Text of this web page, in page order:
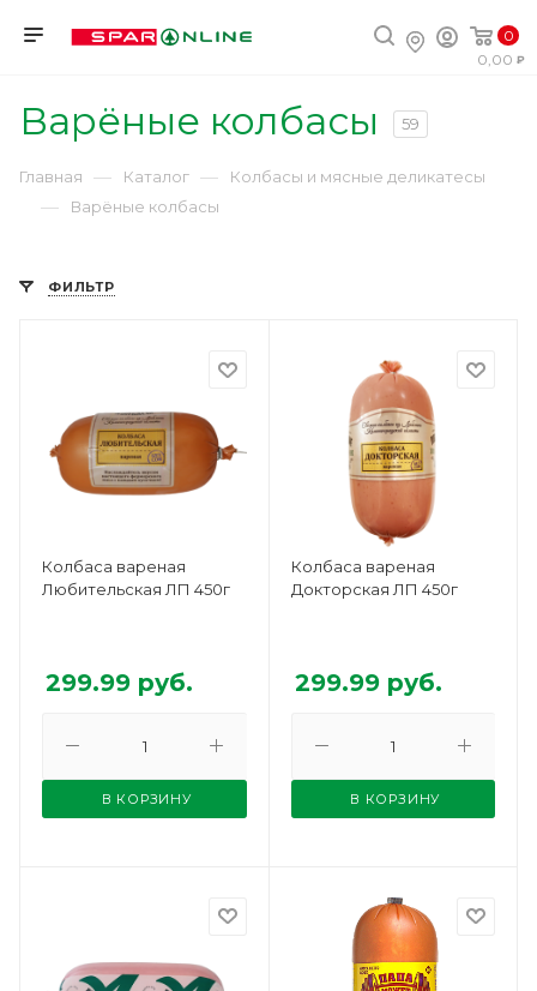
0
0,00
Варёные колбасы 59
Главная — Каталог — Колбасы и мясные деликатесы
— Варёные колбасы
ФИЛЬТР
Колбаса вареная
Любительская ЛП 450г
299.99 руб.
В КОРЗИНУ
Колбаса вареная
Докторская ЛП 450г
299.99руб.
В КОРЗИНУ